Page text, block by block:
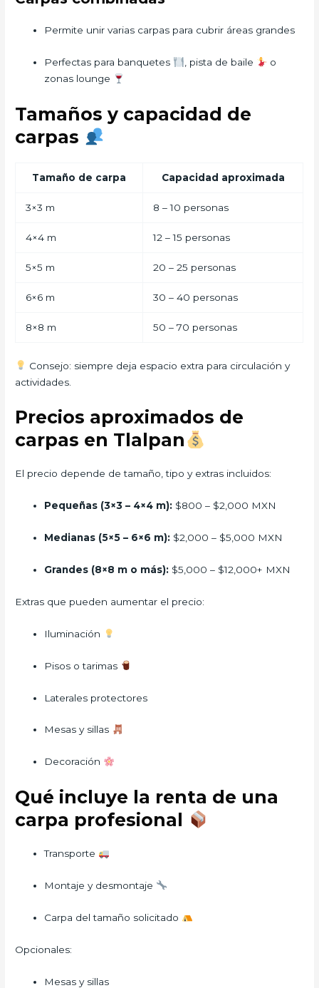
Permite unir varias carpas para cubrir áreas grandes
Perfectas para banquetes , pista de baile
o
zonas lounge
Tamaños y capacidad de
carpas
Tamaño de carpa Capacidad aproximada
3×3 m 8 – 10 personas
4×4 m 12 – 15 personas
5×5 m 20 – 25 personas
6×6 m 30 – 40 personas
8×8 m 50 – 70 personas
Consejo: siempre deja espacio extra para circulación y
actividades.
Precios aproximados de
carpas en Tlalpan
El precio depende de tamaño, tipo y extras incluidos:
Pequeñas (3×3 – 4×4 m): $800 – $2,000 MXN
Medianas (5×5 – 6×6 m): $2,000 – $5,000 MXN
Grandes (8×8 m o más): $5,000 – $12,000+ MXN
Extras que pueden aumentar el precio:
Iluminación
Pisos o tarimas
Laterales protectores
Mesas y sillas
Decoración
Qué incluye la renta de una
carpa profesional
Transporte
Montaje y desmontaje
Carpa del tamaño solicitado
Opcionales:
Mesas y sillas